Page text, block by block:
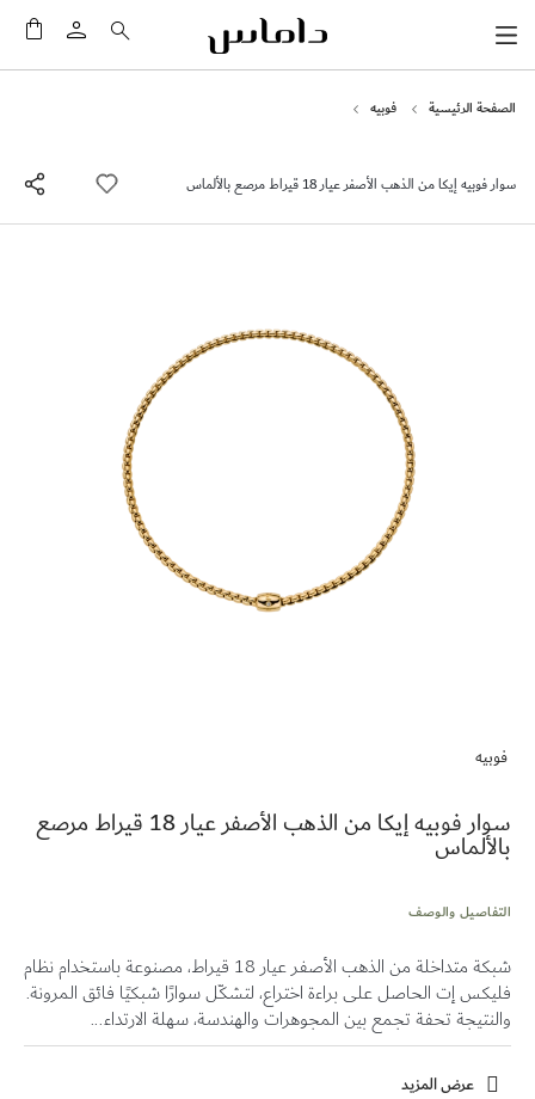
الصفحة الرئيسية فوبيه
سوار فوبيه إيكا من الذهب الأصفر عيار 18 قيراط مرصع بالألماس
انتقل
بداية
الصور
فوبيه
سوار فوبيه إيكا من الذهب الأصفر عيار 18 قيراط مرصع
بالألماس
التفاصيل والوصف
شبكة متداخلة من الذهب الأصفر عيار 18 قيراط، مصنوعة باستخدام نظام
فليكس إت الحاصل على براءة اختراع، لتشكّل سوارًا شبكيًا فائق المرونة.
والنتيجة تحفة تجمع بين المجوهرات والهندسة، سهلة الارتداء...
عرض المزيد